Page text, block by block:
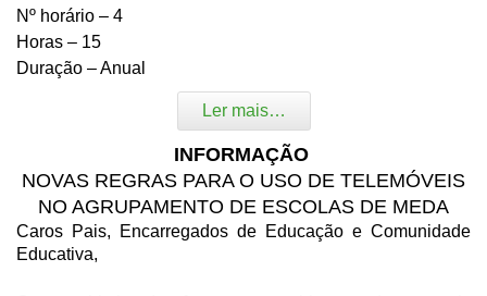
Nº horário – 4
Horas – 15
Duração – Anual
Ler mais…
INFORMAÇÃO
NOVAS REGRAS PARA O USO DE TELEMÓVEIS
NO AGRUPAMENTO DE ESCOLAS DE MEDA
Caros Pais, Encarregados de Educação e Comunidade
Educativa,